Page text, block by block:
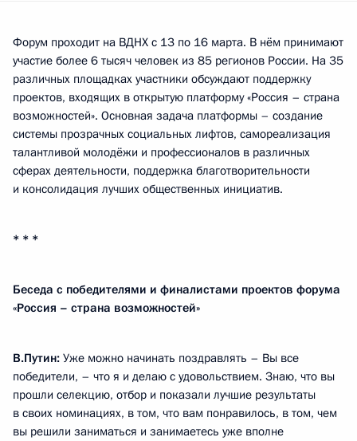
Форум проходит на ВДНХ с 13 по 16 марта. В нём принимают
участие более 6 тысяч человек из 85 регионов России. На 35
различных площадках участники обсуждают поддержку
проектов, входящих в открытую платформу «Россия – страна
возможностей». Основная задача платформы – создание
системы прозрачных социальных лифтов, самореализация
талантливой молодёжи и профессионалов в различных
сферах деятельности, поддержка благотворительности
и консолидация лучших общественных инициатив.
* * *
Беседа с победителями и финалистами проектов форума
«Россия – страна возможностей»
В.Путин: Уже можно начинать поздравлять – Вы все
победители, – что я и делаю с удовольствием. Знаю, что вы
прошли селекцию, отбор и показали лучшие результаты
в своих номинациях, в том, что вам понравилось, в том, чем
вы решили заниматься и занимаетесь уже вполне